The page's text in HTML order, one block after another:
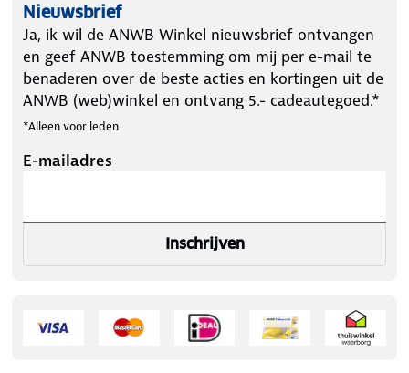
Nieuwsbrief
Ja, ik wil de ANWB Winkel nieuwsbrief ontvangen
en geef ANWB toestemming om mij per e-mail te
benaderen over de beste acties en kortingen uit de
ANWB (web)winkel en ontvang 5.- cadeautegoed.*
*Alleen voor leden
E-mailadres
Inschrijven